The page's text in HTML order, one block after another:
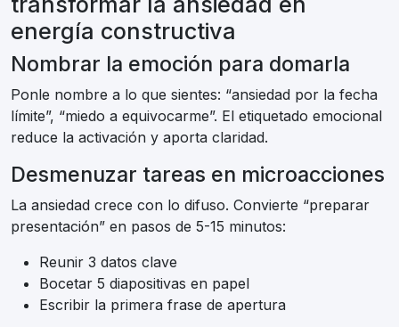
energía constructiva
Nombrar la emoción para domarla
Ponle nombre a lo que sientes: “ansiedad por la fecha
límite”, “miedo a equivocarme”. El etiquetado emocional
reduce la activación y aporta claridad.
Desmenuzar tareas en microacciones
La ansiedad crece con lo difuso. Convierte “preparar
presentación” en pasos de 5-15 minutos:
Reunir 3 datos clave
Bocetar 5 diapositivas en papel
Escribir la primera frase de apertura